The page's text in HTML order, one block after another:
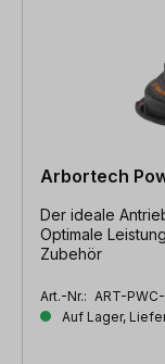
Arbortech
Der ideale
Optimale
Zubehör
Art.-Nr.: ART-
Auf Lager,